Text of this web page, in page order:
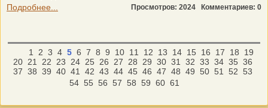
Подробнее...
Просмотров: 2024 Комментариев: 0
1 2 3 4 5 6 7 8 9 10 11 12 13 14 15 16 17 18
19
20 21 22 23 24 25 26 27 28 29 30 31 32 33 34 35 36
37 38 39 40 41 42 43 44 45 46 47 48 49 50 51 52 53
54 55 56 57 58 59 60 61